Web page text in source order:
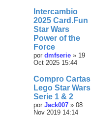
Intercambio
2025 Card.Fun
Star Wars
Power of the
Force
por dmfserie » 19
Oct 2025 15:44
Compro Cartas
Lego Star Wars
Serie 1 & 2
por Jack007 » 08
Nov 2019 14:14